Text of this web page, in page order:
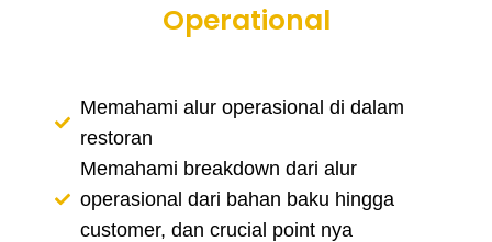
Operational
Memahami alur operasional di dalam
restoran
Memahami breakdown dari alur
operasional dari bahan baku hingga
customer, dan crucial point nya